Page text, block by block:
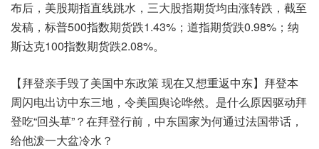
布后，美股期指直线跳水，三大股指期货均由涨转跌，截至
发稿，标普500指数期货跌1.43%；道指期货跌0.98%；纳
斯达克100指数期货跌2.08%。
【拜登亲手毁了美国中东政策 现在又想重返中东】拜登本
周闪电出访中东三地，令美国舆论哗然。是什么原因驱动拜
登吃“回头草”？在拜登行前，中东国家为何通过法国带话，
给他泼一大盆冷水？